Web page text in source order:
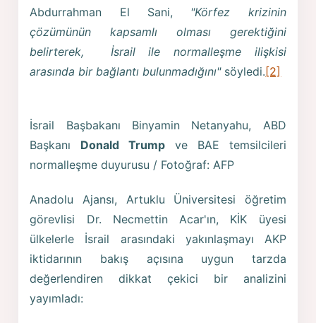
Abdurrahman El Sani, "Körfez krizinin
çözümünün kapsamlı olması gerektiğini
belirterek, İsrail ile normalleşme ilişkisi
arasında bir bağlantı bulunmadığını"söyledi.[2]
İsrail Başbakanı Binyamin Netanyahu, ABD
Başkanı Donald Trump ve BAE temsilcileri
normalleşme duyurusu / Fotoğraf: AFP
Anadolu Ajansı, Artuklu Üniversitesi öğretim
görevlisi Dr. Necmettin Acar'ın, KİK üyesi
ülkelerle İsrail arasındaki yakınlaşmayı AKP
iktidarının bakış açısına uygun tarzda
değerlendiren dikkat çekici bir analizini
yayımladı: